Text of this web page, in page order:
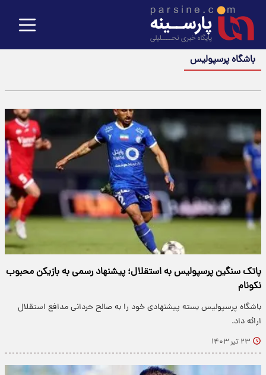
باشگاه پرسپولیس
پاتک سنگین پرسپولیس به استقلال؛ پیشنهاد رسمی به بازیکن محبوب
نکونام
باشگاه پرسپولیس بسته پیشنهادی خود را به صالح حردانی مدافع استقلال
ارائه داد.
۲۳ تیر ۱۴۰۳